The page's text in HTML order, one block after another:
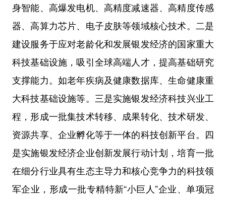
身智能、高爆发电机、高精度减速器、高精度传感
器、高算力芯片、电子皮肤等领域核心技术。二是
建设服务于应对老龄化和发展银发经济的国家重大
科技基础设施，吸引全球高端人才，提高基础研究
支撑能力。如老年疾病及健康数据库、生命健康重
大科技基础设施等。三是实施银发经济科技兴业工
程，形成一批集技术转移、成果转化、技术研发、
资源共享、企业孵化等于一体的科技创新平台。四
是实施银发经济企业创新发展行动计划，培育一批
在细分行业具有生态主导力和核心竞争力的科技领
军企业，形成一批专精特新“小巨人”企业、单项冠